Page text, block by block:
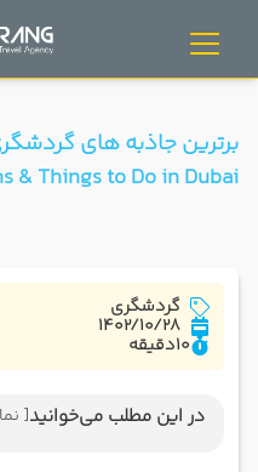
& Things to Do in Dubai
گردشگری
1402/10/28
10دقیقه
در این مطلب می‌خوانید[